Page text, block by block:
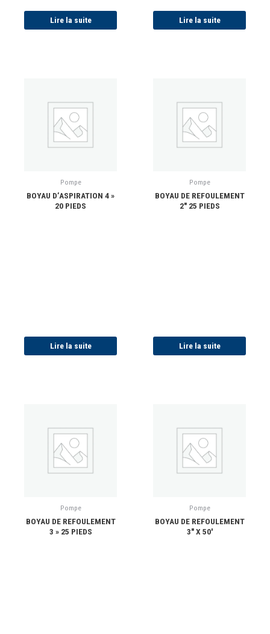
Lire la suite Lire la suite
Pompe
BOYAU D’ASPIRATION 4 »
20 PIEDS
Lire la suite
Pompe
BOYAU DE REFOULEMENT
2″ 25 PIEDS
Lire la suite
Pompe
BOYAU DE REFOULEMENT
3 » 25 PIEDS
Pompe
BOYAU DE REFOULEMENT
3″ X 50′